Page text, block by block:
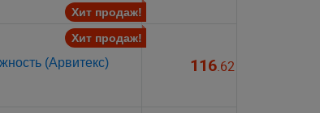
Хит продаж!
(Арвитекс)
Хит продаж!
116.62